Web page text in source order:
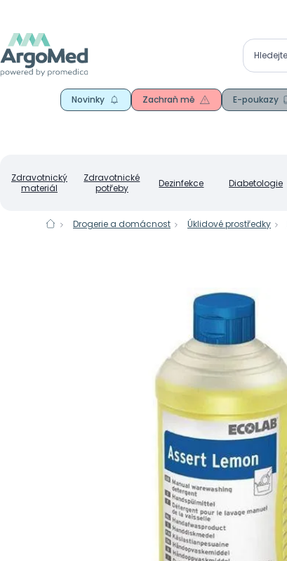
Zdravotnický
materiál
Zdravotnické
potřeby
Dezinfekce Diabetologie
Novinky Zachraň mě E-poukazy
Drogerie a domácnost Úklidové prostředky